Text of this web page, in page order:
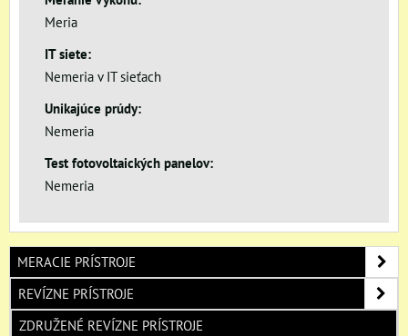
Meria
IT siete:
Nemeria v IT sieťach
Unikajúce prúdy:
Nemeria
Test fotovoltaických panelov:
Nemeria
MERACIE PRÍSTROJE
REVÍZNE PRÍSTROJE
ZDRUŽENÉ REVÍZNE PRÍSTROJE